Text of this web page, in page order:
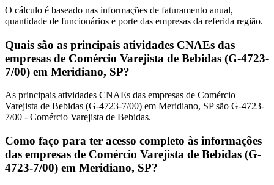
O cálculo é baseado nas informações de faturamento anual,
quantidade de funcionários e porte das empresas da referida região.
Quais são as principais atividades CNAEs das
empresas de Comércio Varejista de Bebidas (G-4723-
7/00) em Meridiano, SP?
As principais atividades CNAEs das empresas de Comércio
Varejista de Bebidas (G-4723-7/00) em Meridiano, SP são G-4723-
7/00 - Comércio Varejista de Bebidas.
Como faço para ter acesso completo às informações
das empresas de Comércio Varejista de Bebidas (G-
4723-7/00) em Meridiano, SP?